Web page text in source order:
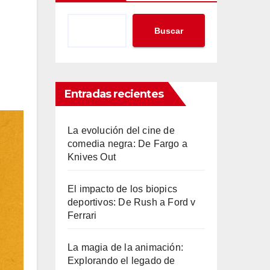
Buscar
Entradas recientes
La evolución del cine de
comedia negra: De Fargo a
Knives Out
El impacto de los biopics
deportivos: De Rush a Ford v
Ferrari
La magia de la animación:
Explorando el legado de